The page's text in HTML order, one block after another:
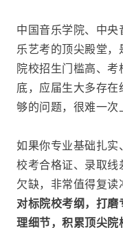
中国音乐学院、中央
乐艺考的顶尖殿堂
院校招生门槛高、
底，应届生大多存
够的问题，很难一次
如果你专业基础扎
校考合格证、录取
欠缺，非常值得复
对标院校考纲，打
理细节，积累顶尖院